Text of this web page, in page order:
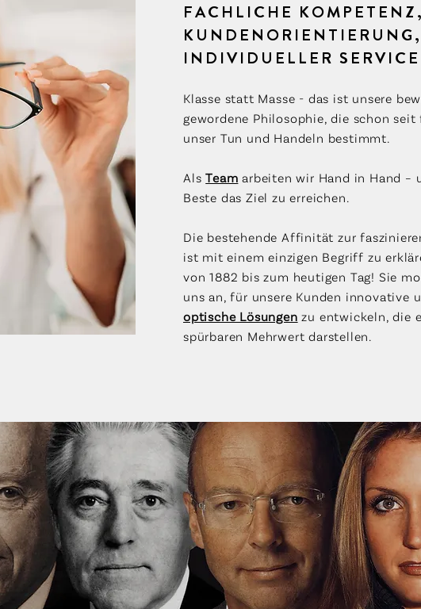
FACHLICHE KOMPETENZ,
KUNDENORIENTIERUNG,
INDIVIDUELLER SERVICE
Klasse statt Masse - das ist unsere
gewordene Philosophie, die schon
unser Tun und Handeln bestimmt.
AlsTeam arbeiten wir Hand in Hand –
Beste das Ziel zu erreichen.
Die bestehende Affinität zur
ist mit einem einzigen Begriff zu
von 1882 bis zum heutigen Tag! Sie
uns an, für unsere Kunden innovative
optische Lösungen zu entwickeln, die
spürbaren Mehrwert darstellen.